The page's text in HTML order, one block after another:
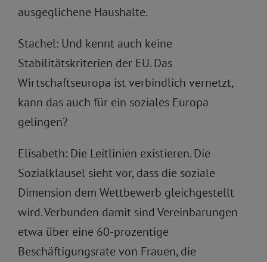
ausgeglichene Haushalte.
Stachel: Und kennt auch keine
Stabilitätskriterien der EU. Das
Wirtschaftseuropa ist verbindlich vernetzt,
kann das auch für ein soziales Europa
gelingen?
Elisabeth: Die Leitlinien existieren. Die
Sozialklausel sieht vor, dass die soziale
Dimension dem Wettbewerb gleichgestellt
wird. Verbunden damit sind Vereinbarungen
etwa über eine 60-prozentige
Beschäftigungsrate von Frauen, die